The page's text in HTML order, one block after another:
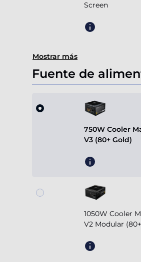
Screen
Mostrar más
Fuente de
750W Cooler
V3 (80+ Gold)
1050W Cooler
V2 Modular